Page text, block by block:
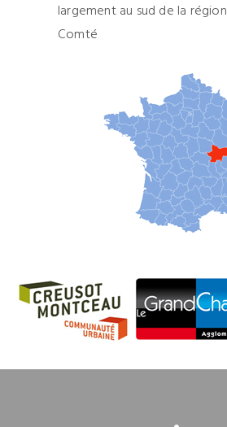
largement au sud de la
Comté